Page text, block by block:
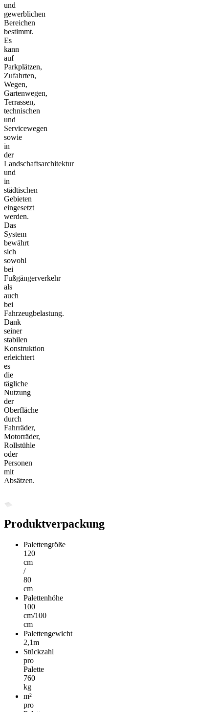
und
gewerblichen
Bereichen
bestimmt.
Es
kann
auf
Parkplätzen,
Zufahrten,
Wegen,
Gartenwegen,
Terrassen,
technischen
und
Servicewegen
sowie
in
der
Landschaftsarchitektur
und
in
städtischen
Gebieten
eingesetzt
werden.
Das
System
bewährt
sich
sowohl
bei
Fußgängerverkehr
als
auch
bei
Fahrzeugbelastung.
Dank
seiner
stabilen
Konstruktion
erleichtert
es
die
tägliche
Nutzung
der
Oberfläche
durch
Fahrräder,
Motorräder,
Rollstühle
oder
Personen
mit
Absätzen.
Produktverpackung
Palettengröße
120
cm
/
80
cm
Palettenhöhe
100
cm/100
cm
Palettengewicht
2,1m
Stückzahl
pro
Palette
760
kg
m²
pro